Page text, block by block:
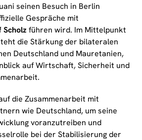
seinen Besuch in Berlin
Gespräche mit
Scholz führen wird. Im Mittelpunkt
die Stärkung der bilateralen
Deutschland und Mauretanien,
auf Wirtschaft, Sicherheit und
die Zusammenarbeit mit
wie Deutschland, um seine
voranzutreiben und
bei der Stabilisierung der